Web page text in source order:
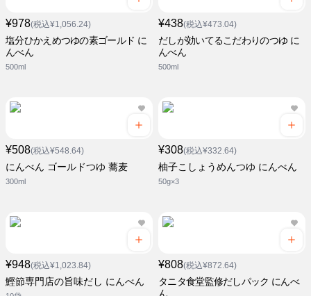
¥978(税込¥1,056.24)
塩分ひかえめつゆの素ゴールド に
んべん
500ml
¥438(税込¥473.04)
だしが効いてるこだわりのつゆ に
んべん
500ml
¥508(税込¥548.64)
にんべん ゴールドつゆ 蕎麦
300ml
¥308(税込¥332.64)
柚子こしょうめんつゆ にんべん
50g×3
¥948(税込¥1,023.84)
鰹節専門店の旨味だし にんべん
¥808(税込¥872.64)
タニタ食堂監修だしパック にんべ
ん